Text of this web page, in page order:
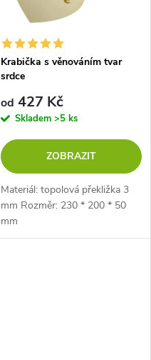
Krabička s věnováním tvar
srdce
od 427 Kč
Skladem >5 ks
ZOBRAZIT
Materiál: topolová překližka 3
mm Rozměr: 230 * 200 * 50
mm